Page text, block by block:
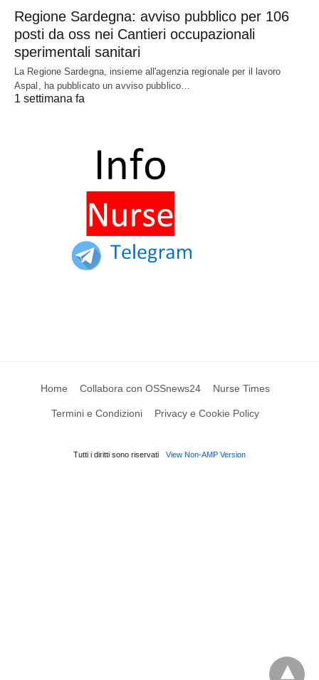
Regione Sardegna: avviso pubblico per 106
posti da oss nei Cantieri occupazionali
sperimentali sanitari
La Regione Sardegna, insieme all'agenzia regionale per il lavoro
Aspal, ha pubblicato un avviso pubblico…
1 settimana fa
Home Collabora con OSSnews24 Nurse Times
Termini e Condizioni Privacy e Cookie Policy
Tutti i diritti sono riservati View Non-AMP Version